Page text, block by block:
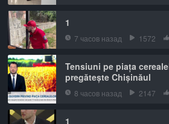
1
7 часов назад 1572
Tensiuni pe piața
pregătește Chișinăul
8 часов назад 2147
1